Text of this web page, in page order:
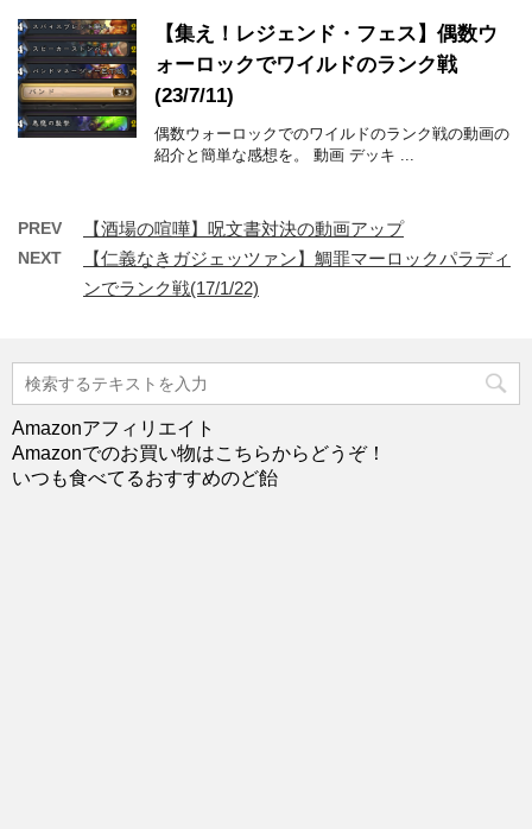
【集え！レジェンド・フェス】偶数ウ
ォーロックでワイルドのランク戦
(23/7/11)
偶数ウォーロックでのワイルドのランク戦の動画の
紹介と簡単な感想を。 動画 デッキ ...
PREV 【酒場の喧嘩】呪文書対決の動画アップ
NEXT
【仁義なきガジェッツァン】鯛罪マーロックパラディ
ンでランク戦(17/1/22)
Amazonアフィリエイト
Amazonでのお買い物はこちらからどうぞ！
いつも食べてるおすすめのど飴